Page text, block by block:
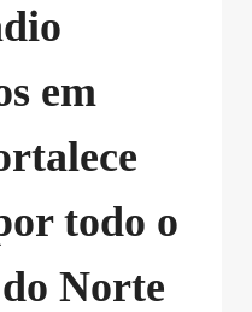
em
todo o
Norte